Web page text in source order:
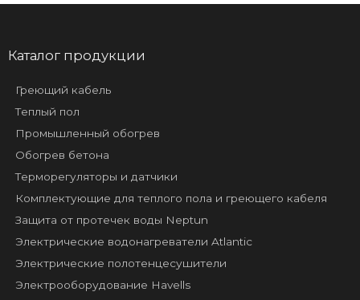
Каталог продукции
Греющий кабель
Теплый пол
Промышленный обогрев
Обогрев бетона
Терморегуляторы и датчики
Комплектующие для теплого пола и греющего кабеля
Защита от протечек воды Neptun
Электрические водонагреватели Atlantic
Электрические полотенцесушители
Электрооборудование Havells